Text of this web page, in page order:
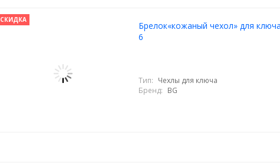
СКИДКА
Брелок«кожаный чехол» для
6
Тип: Чехлы для ключа
Бренд: BG